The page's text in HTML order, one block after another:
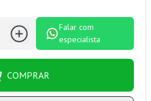
Falar com
especialista
COMPRAR